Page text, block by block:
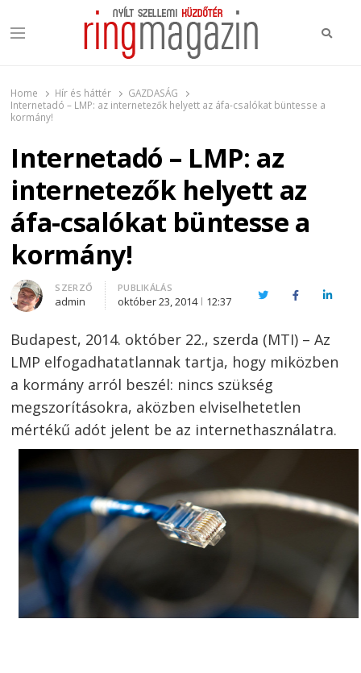
Menu
Home Hír és háttér
GAZDASÁG
Internetadó – LMP: az internetezők helyett az áfa-csalókat büntesse a
kormány!
Internetadó – LMP: az
internetezők helyett az
áfa-csalókat büntesse a
kormány!
Author
SZERZŐ
admin
PUBLIKÁLÁS
október 23, 2014 12:37 TwitterFacebook
Budapest, 2014. október 22., szerda (MTI) – Az
LMP elfogadhatatlannak tartja, hogy miközben
a kormány arról beszél: nincs szükség
megszorításokra, aközben elviselhetetlen
mértékű adót jelent be az internethasználatra.